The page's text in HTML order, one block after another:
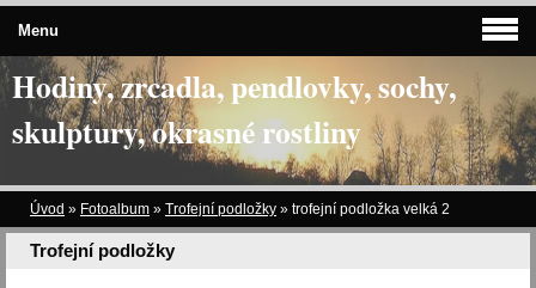
Hodiny, zrcadla, pendlovky, sochy,
skulptury, okrasné rostliny
Úvod » Fotoalbum » Trofejní podložky » trofejní podložka velká 2
Trofejní podložky
Menu